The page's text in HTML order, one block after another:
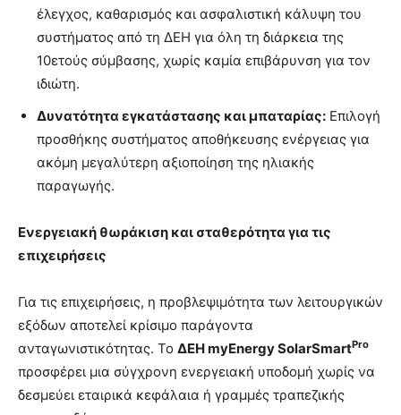
έλεγχος, καθαρισμός και ασφαλιστική κάλυψη του
συστήματος από τη ΔΕΗ για όλη τη διάρκεια της
10ετούς σύμβασης, χωρίς καμία επιβάρυνση για τον
ιδιώτη.
Δυνατότητα εγκατάστασης και μπαταρίας: Επιλογή
προσθήκης συστήματος αποθήκευσης ενέργειας για
ακόμη μεγαλύτερη αξιοποίηση της ηλιακής
παραγωγής.
Ενεργειακή θωράκιση και σταθερότητα για τις
επιχειρήσεις
Για τις επιχειρήσεις, η προβλεψιμότητα των λειτουργικών
εξόδων αποτελεί κρίσιμο παράγοντα
ανταγωνιστικότητας. Το ΔΕΗ myEnergy SolarSmartPro
προσφέρει μια σύγχρονη ενεργειακή υποδομή χωρίς να
δεσμεύει εταιρικά κεφάλαια ή γραμμές τραπεζικής